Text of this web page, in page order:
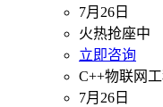
7月26日
火热抢座中
立即咨询
C++物联网
7月26日